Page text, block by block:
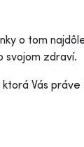
o tom
zdraví.
ktorá Vás